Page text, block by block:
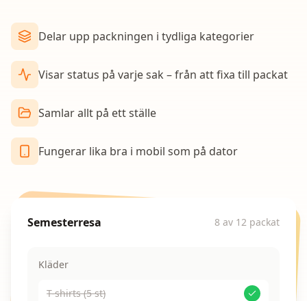
Delar upp packningen i tydliga kategorier
Visar status på varje sak – från att fixa till packat
Samlar allt på ett ställe
Fungerar lika bra i mobil som på dator
Semesterresa 8 av 12 packat
Kläder
T-shirts (5 st)